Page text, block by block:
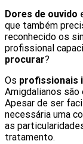
Dores de ouvido
que também
reconhecido os
profissional
procurar?
Os profissionais
Amigdalianos são
Apesar de ser
necessária uma
as
tratamento.